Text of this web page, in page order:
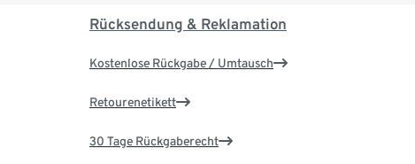
Rücksendung & Reklamation
Kostenlose Rückgabe / Umtausch
Retourenetikett
30 Tage Rückgaberecht